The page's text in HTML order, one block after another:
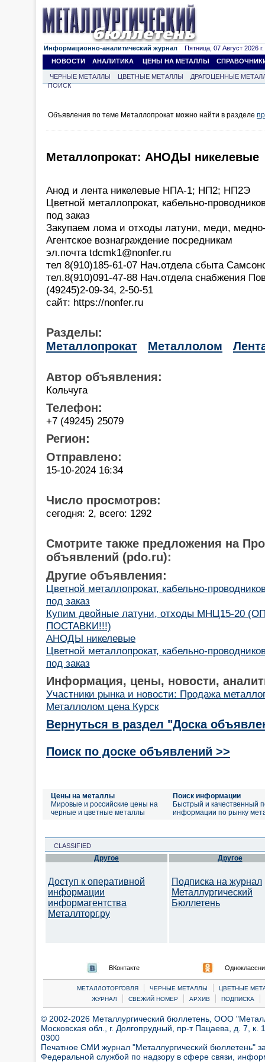
Информационно-аналитический журнал Пятница, 07 Август 2026 г.
НОВОСТИ
АНАЛИТИКА ЦЕНЫ НА МЕТАЛЛЫ
ЧЕРНЫЕ МЕТАЛЛЫ ЦВЕТНЫЕ МЕТАЛЛЫ
ДРАГОЦЕННЫЕ
ПОИСК
Объявления по теме Металлопрокат можно найти в разделе
Металлопрокат: АНОДЫ никелевые
Анод и лента никелевые НПА-1; НП2; НП2Э
Цветной металлопрокат, кабельно-
под заказ
Закупаем лома и отходы латуни, меди,
Агентское вознаграждение посредникам
эл.почта tdcmk1@nonfer.ru
тел 8(910)185-61-07 Нач.отдела сбыта
тел.8(910)091-47-88 Нач.отдела снабжения
(49245)2-09-34, 2-50-51
сайт: https://nonfer.ru
Разделы:
Металлопрокат
Металлолом
Автор объявления:
Кольчуга
Телефон:
+7 (49245) 25079
Регион:
Отправлено:
15-10-2024 16:34
Число просмотров:
сегодня: 2, всего: 1292
Смотрите также предложения на
объявлений (pdo.ru):
Другие объявления:
Цветной металлопрокат, кабельно-
под заказ
Купим двойные латуни, отходы МНЦ15-20
ПОСТАВКИ!!!)
АНОДЫ никелевые
Цветной металлопрокат, кабельно-
под заказ
Информация, цены, новости,
Участники рынка и новости: Продажа
Металлолом цена Курск
Вернуться в раздел "Доска
Поиск по доске объявлений >>
Цены на металлы
Мировые и российские цены на
черные и цветные металлы
Поиск информации
Быстрый и качественный
информации по рынку
CLASSIFIED
Другое
Доступ к оперативной
информации
информагентства
Металлторг.ру
Другое
Подписка на журнал
Металлургический
Бюллетень
ВКонтакте
МЕТАЛЛОТОРГОВЛЯ | ЧЕРНЫЕ МЕТАЛЛЫ |
ЦВЕТНЫЕ
ЖУРНАЛ
| СВЕЖИЙ НОМЕР | АРХИВ | ПОДПИСКА |
© 2002-2026 Металлургический бюллетень, ООО
Московская обл., г. Долгопрудный, пр-т Пацаева, д. 7,
0300
Печатное СМИ журнал "Металлургический бюллетень"
Федеральной службой по надзору в сфере связи,